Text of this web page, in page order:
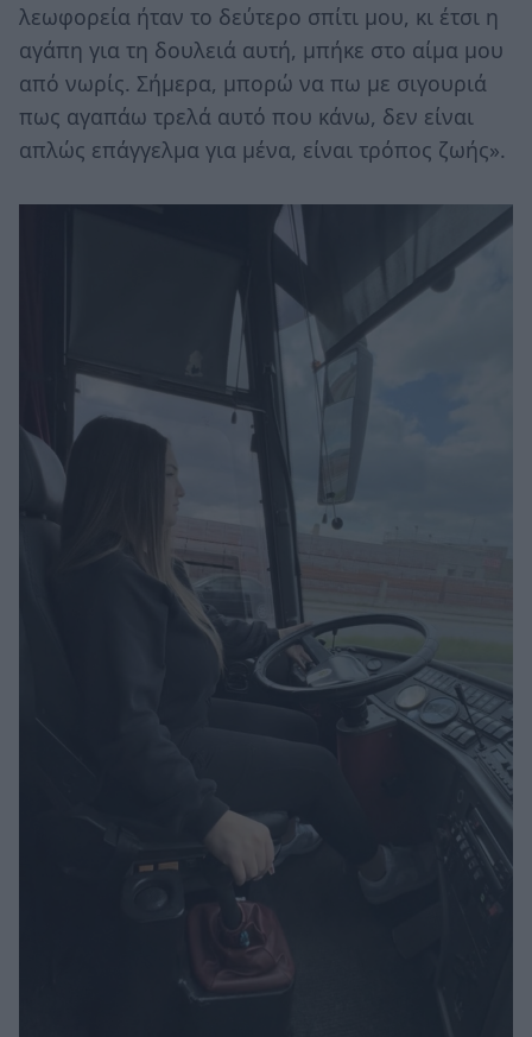
λεωφορεία ήταν το δεύτερο σπίτι μου, κι έτσι η
αγάπη για τη δουλειά αυτή, μπήκε στο αίμα μου
από νωρίς. Σήμερα, μπορώ να πω με σιγουριά
πως αγαπάω τρελά αυτό που κάνω, δεν είναι
απλώς επάγγελμα για μένα, είναι τρόπος ζωής».